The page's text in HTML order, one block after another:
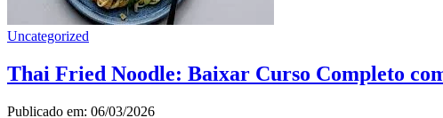
Uncategorized
Thai Fried Noodle: Baixar Curso Completo
Publicado em: 06/03/2026